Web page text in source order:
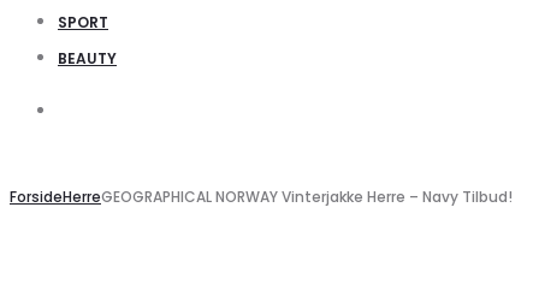
SPORT
BEAUTY
ForsideHerreGEOGRAPHICAL NORWAY Vinterjakke Herre – Navy Tilbud!